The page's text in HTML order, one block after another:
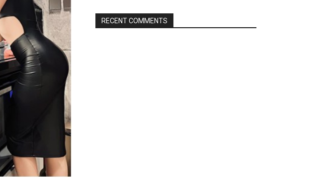
RECENT COMMENTS